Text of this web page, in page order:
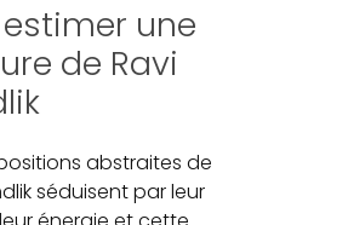
estimer une
de Ravi
abstraites de
séduisent par leur